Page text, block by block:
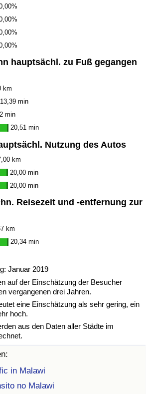
hauptsächl. zu Fuß gegangen
km
13,39 min
min
20,51 min
Nutzung des Autos
km
20,00 min
20,00 min
Reisezeit und -entfernung zur
km
20,34 min
Januar 2019
auf der Einschätzung der Besucher
vergangenen drei Jahren.
eine Einschätzung als sehr gering, ein
hoch.
aus den Daten aller Städte im
in Malawi
no Malawi
Index
Index nach Land
Index (aktuell)
Index nach Land
Land